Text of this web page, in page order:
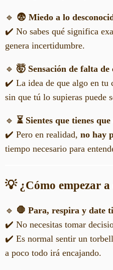
🔹 😨 Miedo a lo
✔️ No sabes qué significa
genera incertidumbre.
🔹 🤯 Sensación de falta
✔️ La idea de que algo en tu
sin que tú lo supieras puede
🔹 ⏳ Sientes que tienes
✔️ Pero en realidad, no hay
tiempo necesario para
💡 ¿Cómo empezar
🔹 🛑 Para, respira y date
✔️ No necesitas tomar
✔️ Es normal sentir un
a poco todo irá encajando.